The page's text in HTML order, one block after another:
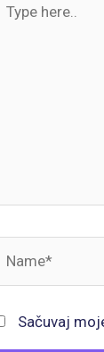
here..
Sačuvaj